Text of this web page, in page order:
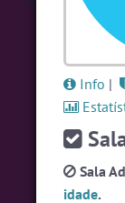
#Brasil
Ver
🎁
Info |
Sala
idade.